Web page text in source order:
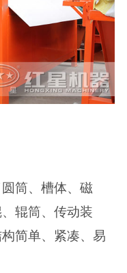
筒、槽体、磁
辊筒、传动装
简单、紧凑、易